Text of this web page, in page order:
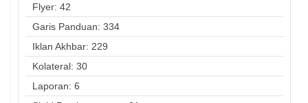
Flyer: 42
Garis Panduan: 334
Iklan Akhbar: 229
Kolateral: 30
Laporan: 6